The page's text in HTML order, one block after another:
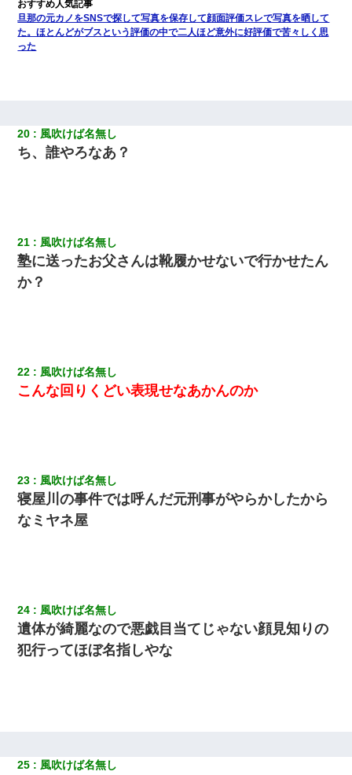
旦那の元カノをSNSで探して写真を保存して顔面評価スレで写真を晒して
た。ほとんどがブスという評価の中で二人ほど意外に好評価で苦々しく思
った
20 風吹けば名無し
ち、誰やろなあ？
21 風吹けば名無し
塾に送ったお父さんは靴履かせないで行かせたん
か？
22 風吹けば名無し
こんな回りくどい表現せなあかんのか
23 風吹けば名無し
寝屋川の事件では呼んだ元刑事がやらかしたから
なミヤネ屋
24 風吹けば名無し
遺体が綺麗なので悪戯目当てじゃない顔見知りの
犯行ってほぼ名指しやな
25 風吹けば名無し